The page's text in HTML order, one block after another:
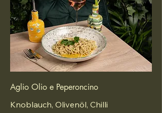
Aglio Olio e Peperoncino
Knoblauch, Olivenöl, Chilli